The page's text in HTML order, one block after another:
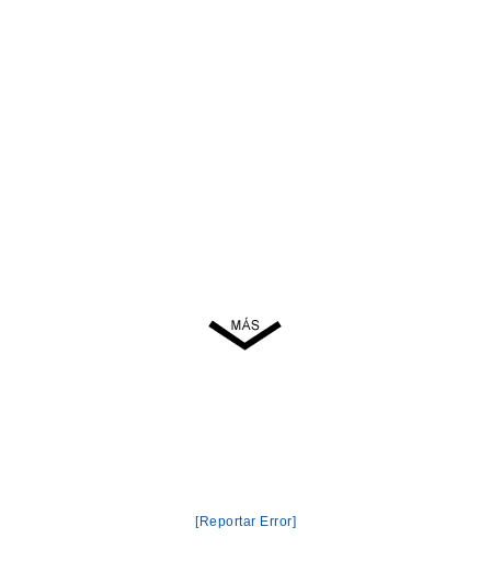
[Reportar Error]